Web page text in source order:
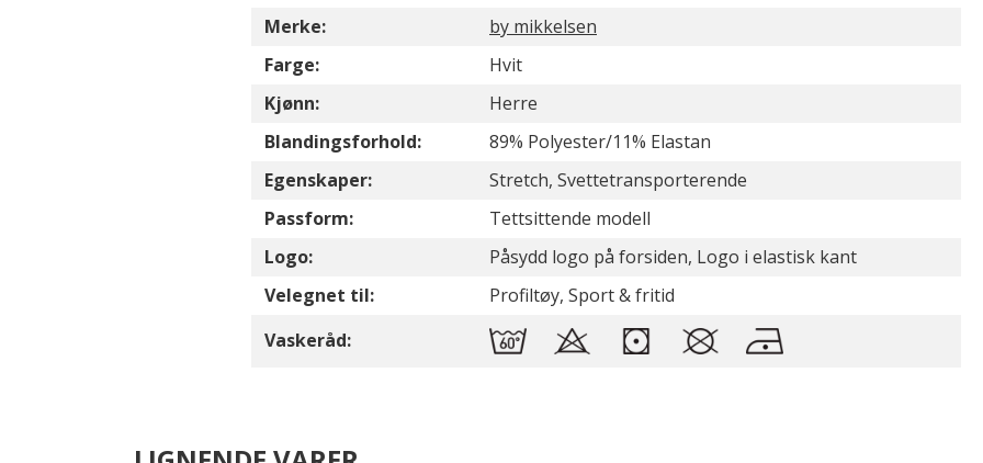
Merke:
by mikkelsen
Farge:
Hvit
Kjønn:
Herre
Blandingsforhold:
89% Polyester/11% Elastan
Egenskaper:
Stretch, Svettetransporterende
Passform:
Tettsittende modell
Logo:
Påsydd logo på forsiden, Logo i elastisk kant
Velegnet til:
Profiltøy, Sport & fritid
Vaskeråd: